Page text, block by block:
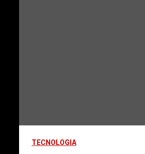
TECNOLOGIA